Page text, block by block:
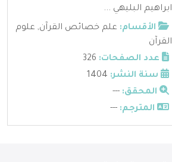
ابراهيم البليهي ...
الأقسام: علم خصائص القرآن, علوم
القرآن
عدد الصفحات:
سنة النشر:
المحقق: ---
المترجم: ---